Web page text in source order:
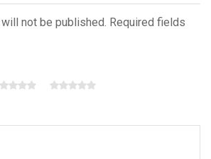
not be published. Required fields